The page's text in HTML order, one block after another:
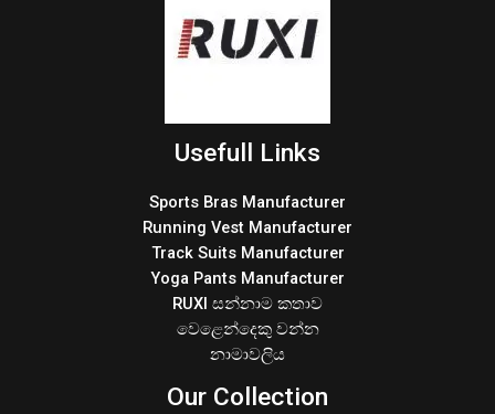
Usefull Links
Sports Bras Manufacturer
Running Vest Manufacturer
Track Suits Manufacturer
Yoga Pants Manufacturer
RUXI සන්නාම කතාව
වෙළෙන්දෙකු වන්න
නාමාවලිය
Our Collection